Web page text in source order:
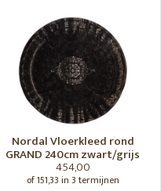
Nordal Vloerkleed rond
GRAND 240cm zwart/grijs
454,00
of 151,33 in 3 termijnen